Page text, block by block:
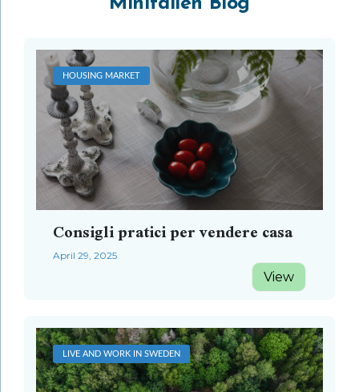
Consigli pratici per vendere casa
April 29, 2025
View
HOUSING MARKET
LIVE AND WORK IN SWEDEN